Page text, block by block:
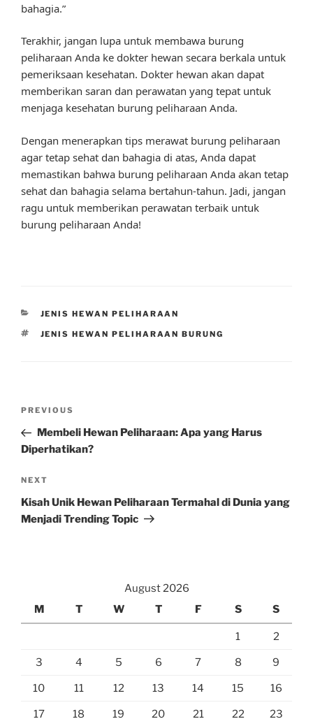
bahagia.”
Terakhir, jangan lupa untuk membawa burung
peliharaan Anda ke dokter hewan secara berkala untuk
pemeriksaan kesehatan. Dokter hewan akan dapat
memberikan saran dan perawatan yang tepat untuk
menjaga kesehatan burung peliharaan Anda.
Dengan menerapkan tips merawat burung peliharaan
agar tetap sehat dan bahagia di atas, Anda dapat
memastikan bahwa burung peliharaan Anda akan tetap
sehat dan bahagia selama bertahun-tahun. Jadi, jangan
ragu untuk memberikan perawatan terbaik untuk
burung peliharaan Anda!
CATEGORIES
JENIS HEWAN PELIHARAAN
TAGS
JENIS HEWAN PELIHARAAN BURUNG
Previous
Post
PREVIOUS
Membeli Hewan Peliharaan: Apa yang Harus
Diperhatikan?
Next
Post
NEXT
Kisah Unik Hewan Peliharaan Termahal di Dunia yang
Menjadi Trending Topic
August 2026
M
T W T F S S
1 2
3 4 5 6 7 8 9
10 11 12 13 14 15 16
17 18 19 20 21 22 23